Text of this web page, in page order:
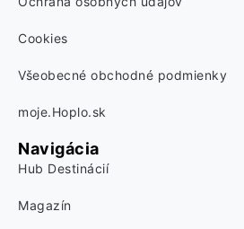
Cookies
Všeobecné obchodné podmienky
moje.Hoplo.sk
Navigácia
Hub Destinácií
Magazín